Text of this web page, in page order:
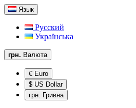
Язык
Русский
Українська
грн. Валюта
€ Euro
$ US Dollar
грн. Гривна